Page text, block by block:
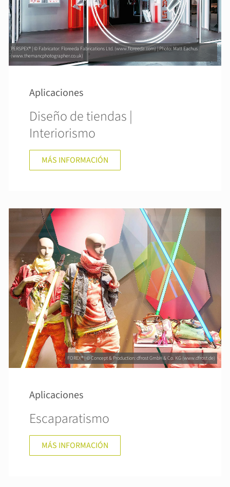
PERSPEX® | © Fabricator: Floreeda Fabrications Ltd. (www.floreeda.com) | Photo: Matt Eachus
(www.themancphotographer.co.uk)
Aplicaciones
Diseño de tiendas |
Interiorismo
MÁS INFORMACIÓN
FOREX® | © Concept & Production: dfrost GmbH & Co. KG (www.dfrost.de)
Aplicaciones
Escaparatismo
MÁS INFORMACIÓN